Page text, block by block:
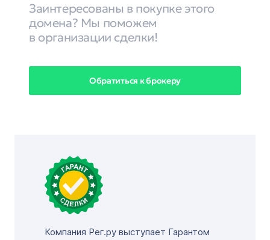
Заинтересованы в покупке этого
домена? Мы поможем
в организации сделки!
Обратиться к брокеру
Компания Рег.ру выступает Гарантом